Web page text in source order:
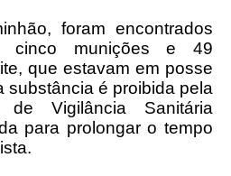
foram encontrados
cinco munições e 49
que estavam em posse
substância é proibida pela
de Vigilância Sanitária
para prolongar o tempo